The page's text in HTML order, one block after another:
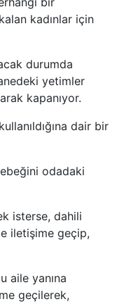
kadınlar için
durumda
yetimler
kapanıyor.
dair bir
odadaki
isterse, dahili
iletişime geçip,
aile yanına
geçilerek,